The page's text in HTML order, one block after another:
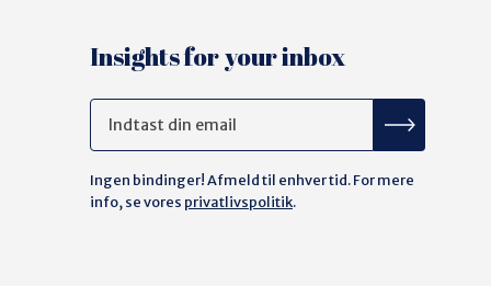
Insights for your inbox
Ingen bindinger! Afmeld til enhver tid. For mere
info, se vores privatlivspolitik.